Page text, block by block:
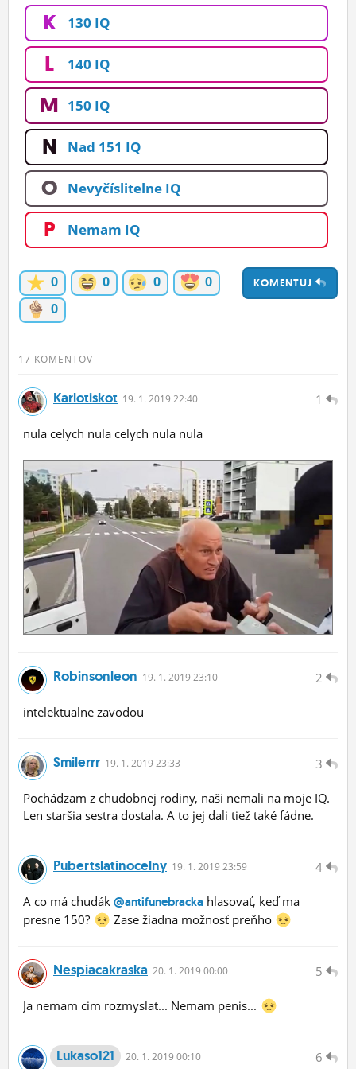
K 130 IQ
L 140 IQ
M 150 IQ
N Nad 151 IQ
O Nevyčíslitelne IQ
P Nemam IQ
KOMENTUJ
0 0 0
0
0
17 KOMENTOV
1
Karlotiskot 19. 1. 2019 22:40
nula celych nula celych nula nula
2
Robinsonleon 19. 1. 2019 23:10
intelektualne zavodou
3
Smilerrr 19. 1. 2019 23:33
Pochádzam z chudobnej rodiny, naši nemali na moje IQ.
Len staršia sestra dostala. A to jej dali tiež také fádne.
4
Pubertslatinocelny 19. 1. 2019 23:59
A co má chudák @antifunebracka hlasovať, keď ma
presne 150?
Zase žiadna možnosť preňho
5
Nespiacakraska 20. 1. 2019 00:00
Ja nemam cim rozmyslat... Nemam penis...
6
Lukaso121 20. 1. 2019 00:10